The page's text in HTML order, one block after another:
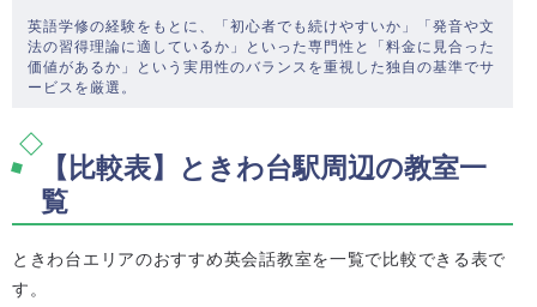
英語学修の経験をもとに、「初心者でも続けやすいか」「発音や文
法の習得理論に適しているか」といった専門性と「料金に見合った
価値があるか」という実用性のバランスを重視した独自の基準でサ
ービスを厳選。
【比較表】ときわ台駅周辺の教室一
覧
ときわ台エリアのおすすめ英会話教室を一覧で比較できる表で
す。